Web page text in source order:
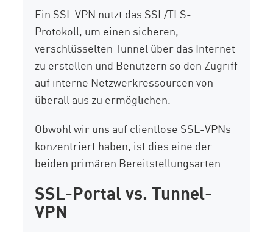
Ein SSL VPN nutzt das SSL/TLS-
Protokoll, um einen sicheren,
verschlüsselten Tunnel über das Internet
zu erstellen und Benutzern so den Zugriff
auf interne Netzwerkressourcen von
überall aus zu ermöglichen.
Obwohl wir uns auf clientlose SSL-VPNs
konzentriert haben, ist dies eine der
beiden primären Bereitstellungsarten.
SSL-Portal vs. Tunnel-
VPN